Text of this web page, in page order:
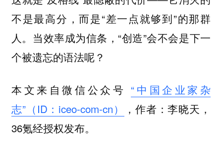
不是最高分，而是“差一点就够到”的那群
人。当效率成为信条，“创造”会不会是下一
个被遗忘的语法呢？
本文来自微信公众号 “中国企业家杂
志”（ID：iceo-com-cn）
，作者：李晓天，
36氪经授权发布。